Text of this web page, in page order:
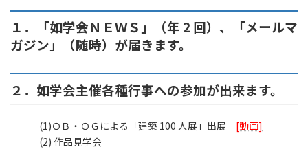
１．「如学会ＮＥＷＳ」（年 2 回）、「メールマ
ガジン」（随時）が届きます。
２．如学会主催各種行事への参加が出来ます。
(1)ＯＢ・ＯＧによる「建築 100 人展」出展 [動画]
(2) 作品見学会